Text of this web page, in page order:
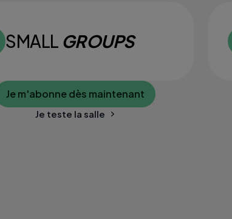
SMALL GROUPS
Je m'abonne dès maintenant
Je teste la salle